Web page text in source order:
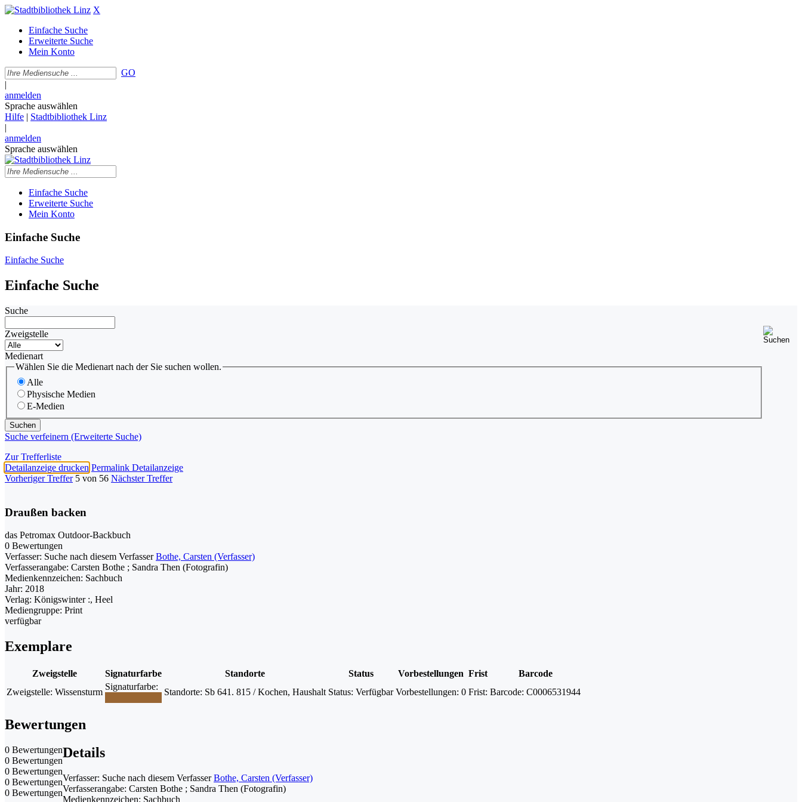
X
Einfache Suche
Erweiterte Suche
Mein Konto
GO
|
anmelden
Sprache auswählen
Hilfe | Stadtbibliothek Linz
|
anmelden
Sprache auswählen
Einfache Suche
Erweiterte Suche
Mein Konto
Einfache Suche
Einfache Suche
Einfache Suche
Suche
Zweigstelle
Medienart
Wählen Sie die Medienart nach der Sie suchen wollen.
Alle
Physische Medien
E-Medien
Suche verfeinern (Erweiterte Suche)
Zur Trefferliste
Detailanzeige drucken Permalink Detailanzeige
Vorheriger Treffer 5 von 56 Nächster Treffer
Draußen backen
das Petromax Outdoor-Backbuch
0 Bewertungen
Verfasser: Suche nach diesem Verfasser Bothe, Carsten (Verfasser)
Verfasserangabe: Carsten Bothe ; Sandra Then (Fotografin)
Medienkennzeichen: Sachbuch
Jahr: 2018
Verlag: Königswinter :, Heel
Mediengruppe: Print
verfügbar
Exemplare
Zweigstelle Signaturfarbe Standorte Status Vorbestellungen Frist
Barcode
Zweigstelle: Wissensturm
Signaturfarbe:
Standorte: Sb 641. 815 / Kochen, Haushalt Status: Verfügbar Vorbestellungen: 0 Frist: Barcode: C0006531944
Bewertungen
0 Bewertungen
0 Bewertungen
0 Bewertungen
0 Bewertungen
0 Bewertungen
Details
Verfasser: Suche nach diesem Verfasser Bothe, Carsten (Verfasser)
Verfasserangabe: Carsten Bothe ; Sandra Then (Fotografin)
Medienkennzeichen: Sachbuch